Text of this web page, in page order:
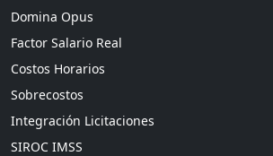
Domina Opus
Factor Salario Real
Costos Horarios
Sobrecostos
Integración Licitaciones
SIROC IMSS